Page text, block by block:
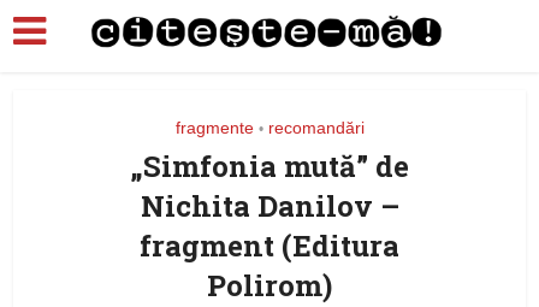
fragmente • recomandări
„Simfonia mută” de
Nichita Danilov –
fragment (Editura
Polirom)